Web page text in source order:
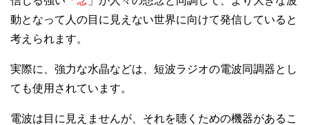
動となって人の目に見えない世界に向けて発信していると
考えられます。
実際に、強力な水晶などは、短波ラジオの電波同調器とし
ても使用されています。
電波は目に見えませんが、それを聴くための機器があるこ